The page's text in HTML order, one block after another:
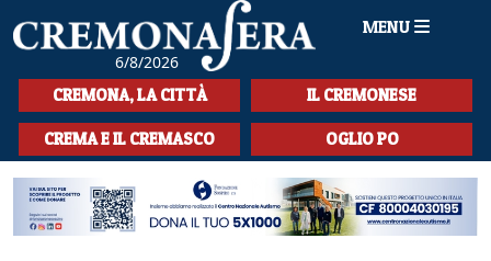
6/8/2026
MENU
HOME
CRONACA
SPORT
LA MUSICA
CREMONA, LA CITTÀ IL CREMONESE
CREMA E IL CREMASCO OGLIO PO